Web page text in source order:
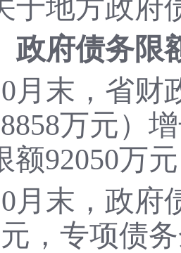
于地方政府
政府债务限
月末，省财
万元）
额92050万
月末，政府
，专项债